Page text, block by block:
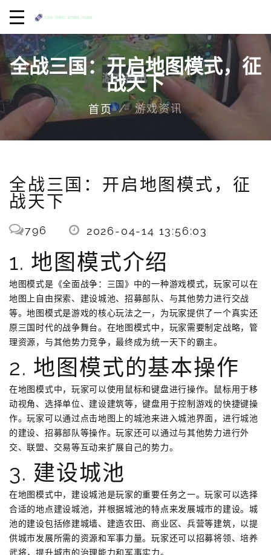
全战三国：开启地图模式，征
战天下
首页 游戏资讯
全战三国：开启地图模式，征
战天下
796 2026-04-14 13:56:03
1. 地图模式介绍
地图模式是《全面战争：三国》中的一种游戏模式，玩家可以在
地图上自由探索、建设城池、招募部队、与其他势力进行交战
等。地图模式是游戏的核心玩法之一，为玩家提供了一个真实还
原三国时代的战争舞台。在地图模式中，玩家需要制定战略，管
理资源，与其他势力竞争，最终成为统一天下的霸主。
2. 地图模式的基本操作
在地图模式中，玩家可以使用鼠标和键盘进行操作。鼠标用于移
动视角、选择单位、建设建筑等，键盘用于控制游戏的快捷键操
作。玩家可以通过点击地图上的城池来进入城池界面，进行城池
的建设、招募部队等操作。玩家还可以通过与其他势力进行外
交、联盟、交易等互动来扩展自己的势力。
3. 建设城池
在地图模式中，建设城池是玩家的重要任务之一。玩家可以选择
合适的地点建设城池，并根据城池的特点来发展城市的建设。城
池的建设包括修建城墙、建造农田、商业区、兵营等建筑，以提
供城市发展所需的资源和军事力量。玩家还可以招募将领、培养
武将，提升城市的治理能力和军事实力。